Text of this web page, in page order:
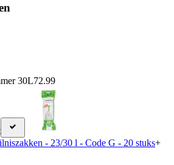
30L72.99
- 23/30 l - Code G - 20 stuks+